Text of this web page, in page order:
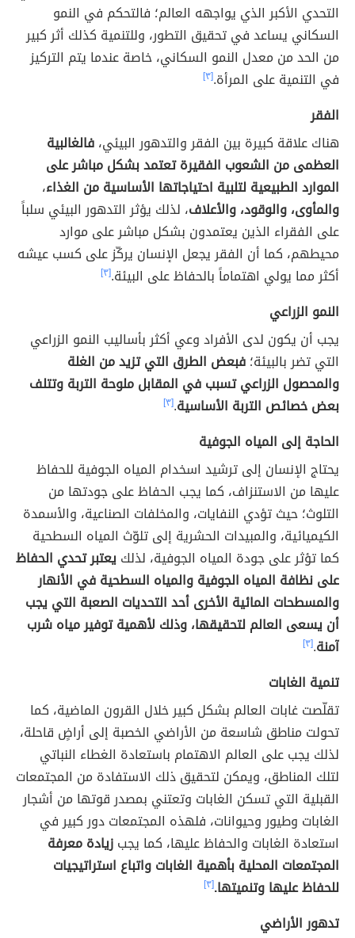
التحدي الأكبر الذي يواجهه العالم؛ فالتحكم في النمو
السكاني يساعد في تحقيق التطور، وللتنمية كذلك أثر كبير
من الحد من معدل النمو السكاني، خاصة عندما يتم التركيز
في التنمية على المرأة.[٣]
الفقر
هناك علاقة كبيرة بين الفقر والتدهور البيئي،فالغالبية
العظمى من الشعوب الفقيرة تعتمد بشكل مباشر على
الموارد الطبيعية لتلبية احتياجاتها الأساسية من الغذاء،
والمأوى، والوقود، والأعلاف، لذلك يؤثر التدهور البيئي سلباً
على الفقراء الذين يعتمدون بشكل مباشر على موارد
محيطهم، كما أن الفقر يجعل الإنسان يركّز على كسب عيشه
أكثر مما يولي اهتماماً بالحفاظ على البيئة.[٣]
النمو الزراعي
يجب أن يكون لدى الأفراد وعي أكثر بأساليب النمو الزراعي
التي تضر بالبيئة؛فبعض الطرق التي تزيد من الغلة
والمحصول الزراعي تسبب في المقابل ملوحة التربة وتتلف
بعض خصائص التربة الأساسية.[٣]
الحاجة إلى المياه الجوفية
يحتاج الإنسان إلى ترشيد اسخدام المياه الجوفية للحفاظ
عليها من الاستنزاف، كما يجب الحفاظ على جودتها من
التلوث؛ حيث تؤدي النفايات، والمخلفات الصناعية، والأسمدة
الكيميائية، والمبيدات الحشرية إلى تلوّث المياه السطحية
كما تؤثر على جودة المياه الجوفية، لذلكيعتبر تحدي الحفاظ
على نظافة المياه الجوفية والمياه السطحية في الأنهار
والمسطحات المائية الأخرى أحد التحديات الصعبة التي يجب
أن يسعى العالم لتحقيقها، وذلك لأهمية توفير مياه شرب
آمنة.[٣]
تنمية الغابات
تقلّصت غابات العالم بشكل كبير خلال القرون الماضية، كما
تحولت مناطق شاسعة من الأراضي الخصبة إلى أراضٍ قاحلة،
لذلك يجب على العالم الاهتمام باستعادة الغطاء النباتي
لتلك المناطق، ويمكن لتحقيق ذلك الاستفادة من المجتمعات
القبلية التي تسكن الغابات وتعتني بمصدر قوتها من أشجار
الغابات وطيور وحيوانات، فلهذه المجتمعات دور كبير في
استعادة الغابات والحفاظ عليها، كما يجبزيادة معرفة
المجتمعات المحلية بأهمية الغابات واتباع استراتيجيات
للحفاظ عليها وتنميتها.[٣]
تدهور الأراضي